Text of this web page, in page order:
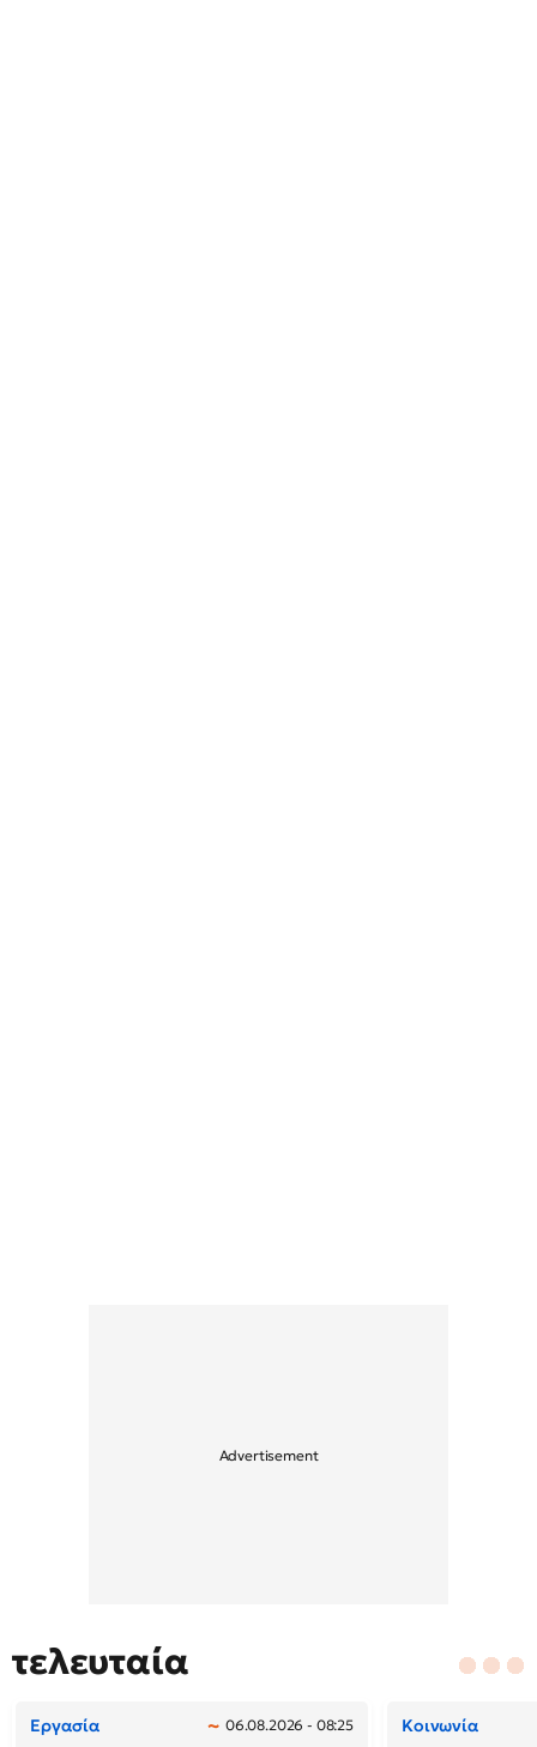
τελευταία
Εργασία 06.08.2026 - 08:25 Κοινωνία